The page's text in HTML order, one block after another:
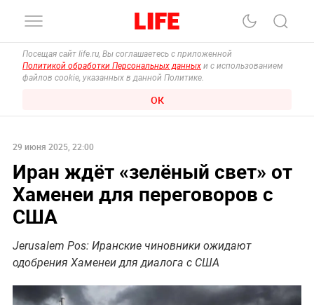
Посещая сайт life.ru, Вы соглашаетесь с приложенной
Политикой обработки Персональных данных и с использованием
файлов cookie, указанных в данной Политике.
ОК
29 июня 2025, 22:00
Иран ждёт «зелёный свет» от
Хаменеи для переговоров с
США
Jerusalem Pos: Иранские чиновники ожидают
одобрения Хаменеи для диалога с США